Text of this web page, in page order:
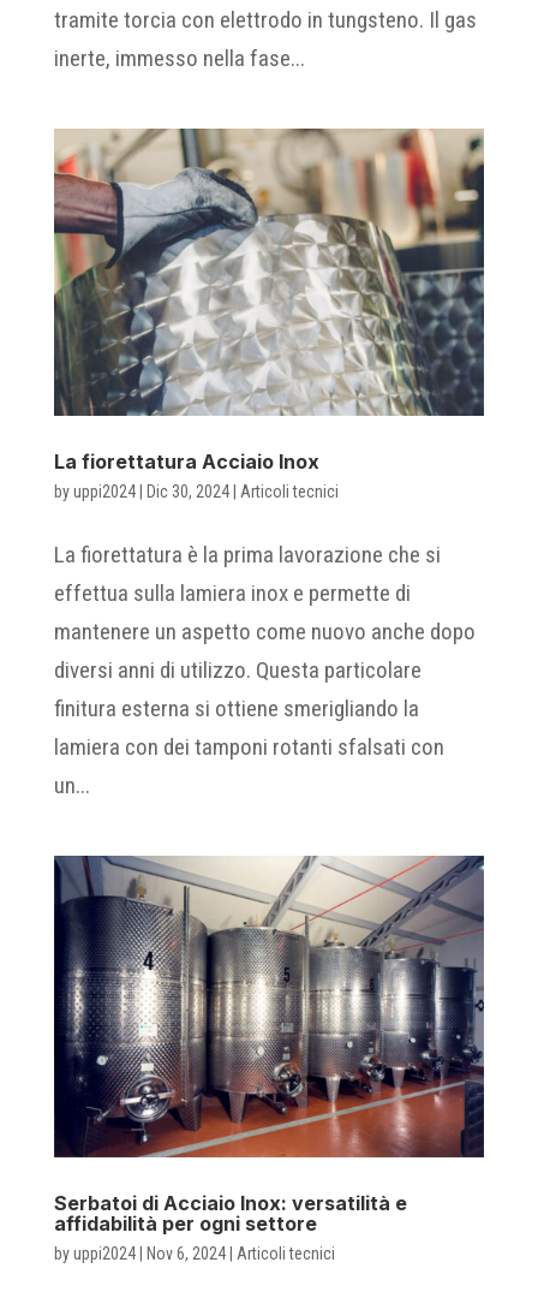
tramite torcia con elettrodo in tungsteno. Il gas
inerte, immesso nella fase...
La fiorettatura Acciaio Inox
byuppi2024| Dic 30, 2024| Articoli tecnici
La fiorettatura è la prima lavorazione che si
effettua sulla lamiera inox e permette di
mantenere un aspetto come nuovo anche dopo
diversi anni di utilizzo. Questa particolare
finitura esterna si ottiene smerigliando la
lamiera con dei tamponi rotanti sfalsati con
un...
Serbatoi di Acciaio Inox: versatilità e
affidabilità per ogni settore
byuppi2024| Nov 6, 2024| Articoli tecnici